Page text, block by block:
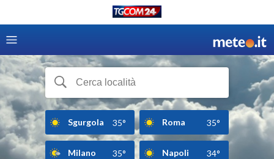
Sgurgola 35° Roma 35°
Milano 35° Napoli 34°